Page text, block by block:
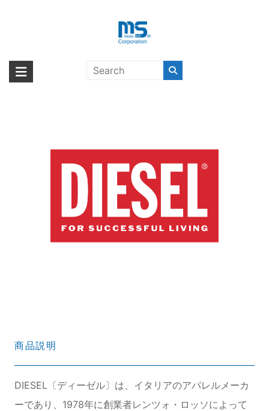
海外輸入ブランド商品｜株式会社
海外事業部が取り揃えている海外輸入商品には、日本では珍しい「海外ブ
ランド」をはじめ「ユニークな商品」「機能的な商品」「コストパフォー
商品説明
DIESEL〔ディーゼル〕は、イタリアのアパレルメーカ
ーであり、1978年に創業者レンツォ・ロッソによって